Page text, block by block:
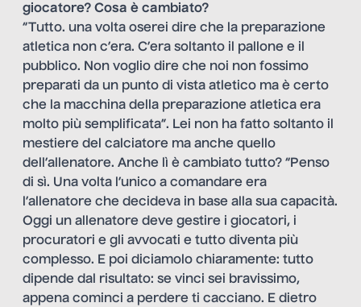
giocatore? Cosa è cambiato?
“Tutto. una volta oserei dire che la preparazione
atletica non c’era. C’era soltanto il pallone e il
pubblico. Non voglio dire che noi non fossimo
preparati da un punto di vista atletico ma è certo
che la macchina della preparazione atletica era
molto più semplificata”. Lei non ha fatto soltanto il
mestiere del calciatore ma anche quello
dell’allenatore. Anche lì è cambiato tutto? “Penso
di sì. Una volta l’unico a comandare era
l’allenatore che decideva in base alla sua capacità.
Oggi un allenatore deve gestire i giocatori, i
procuratori e gli avvocati e tutto diventa più
complesso. E poi diciamolo chiaramente: tutto
dipende dal risultato: se vinci sei bravissimo,
appena cominci a perdere ti cacciano. E dietro